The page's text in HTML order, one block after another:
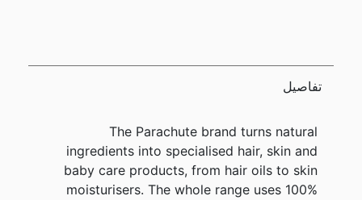
تفاصيل
The Parachute brand turns natural
ingredients into specialised hair, skin and
baby care products, from hair oils to skin
moisturisers. The whole range uses 100%